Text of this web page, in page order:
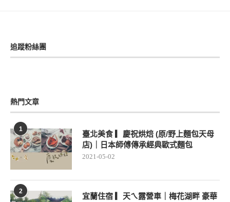
追蹤粉絲團
熱門文章
1
臺北美食 ▎慶祝烘焙 (原/野上麵包天母
店)｜日本師傅傳承經典歐式麵包
2021-05-02
2
宜蘭住宿 ▎天ㄟ露營車｜梅花湖畔 豪華